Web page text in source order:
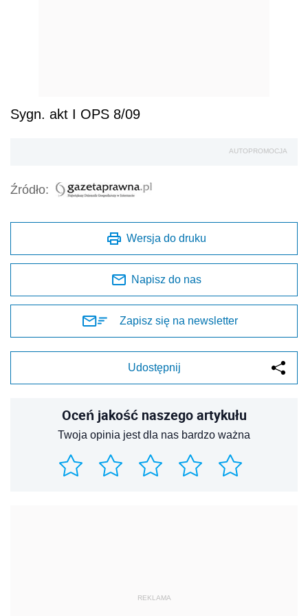
Sygn. akt I OPS 8/09
AUTOPROMOCJA
Źródło:
Wersja do druku
Napisz do nas
Zapisz się na newsletter
Udostępnij
Oceń jakość naszego artykułu
Twoja opinia jest dla nas bardzo ważna
REKLAMA